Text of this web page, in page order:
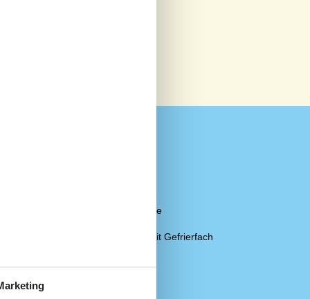
Kaffeemaschine
Kühlschrank mit Gefrierfach